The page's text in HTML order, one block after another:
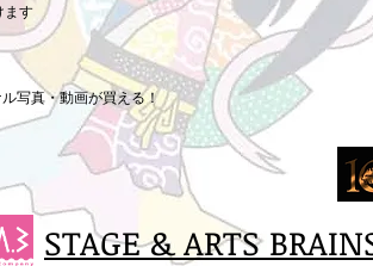
ます
写真・動画が買える！
STAGE & ARTS